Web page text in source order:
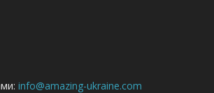
info@amazing-ukraine.com